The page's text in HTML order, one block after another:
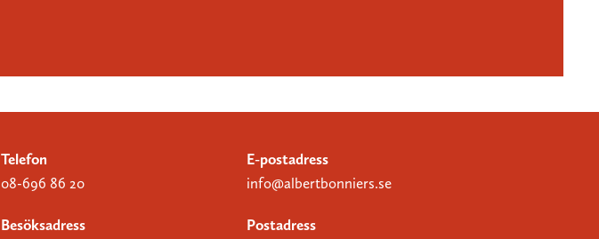
Telefon
08-696 86 20
E-postadress
info@albertbonniers.se
Besöksadress Postadress